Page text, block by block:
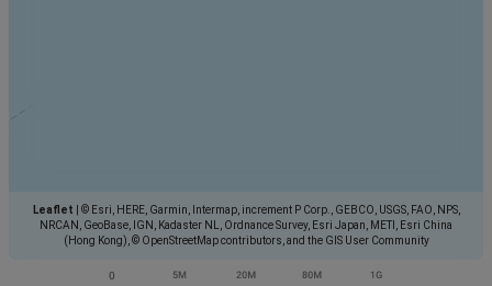
Leaflet
© Esri, HERE, Garmin, Intermap, increment P Corp., GEBCO, USGS, FAO, NPS,
NRCAN, GeoBase, IGN, Kadaster NL, Ordnance Survey, Esri Japan, METI, Esri China
(Hong Kong), © OpenStreetMap contributors, and the GIS User Community